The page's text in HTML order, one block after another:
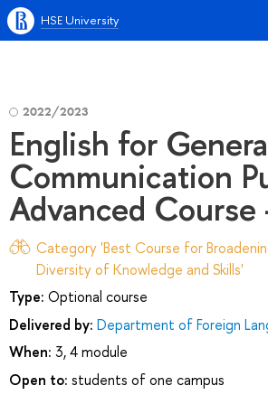
HSE University
2022/2023
English for
Communication
Advanced Course
Category 'Best Course for
Diversity of Knowledge and Skills'
Type: Optional course
Delivered by: Department of Foreign
When: 3, 4 module
Open to: students of one campus